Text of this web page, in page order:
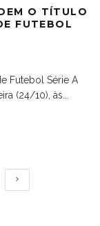
O TÍTULO
FUTEBOL
Futebol Série A
(24/10), às